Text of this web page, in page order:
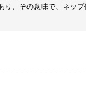
、その意味で、ネッ